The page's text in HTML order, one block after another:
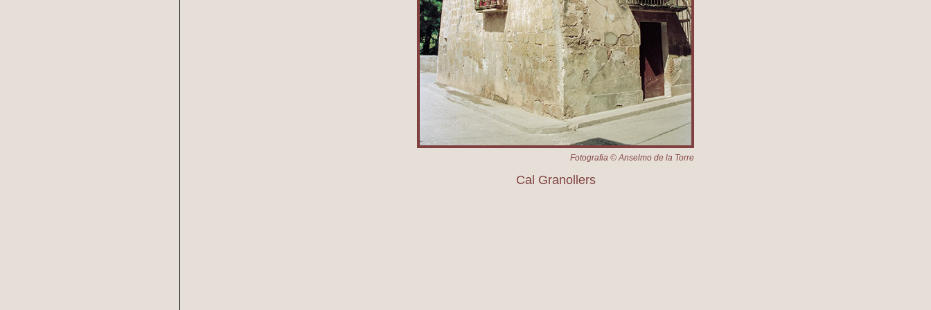
Fotografia © Anselmo de la Torre
Cal Granollers